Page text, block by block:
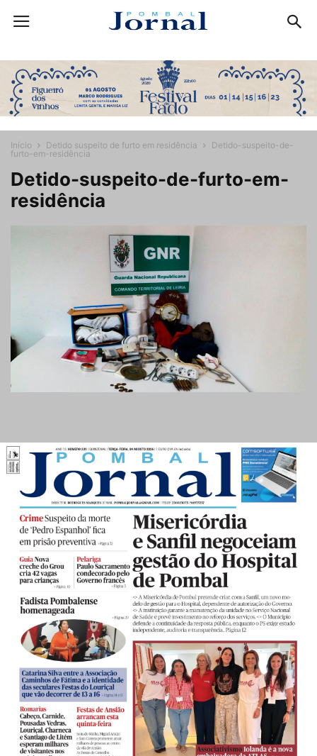
Início Detido suspeito de furto em residência
Detido-suspeito-de-
furto-em-residência
Detido-suspeito-de-furto-em-
residência